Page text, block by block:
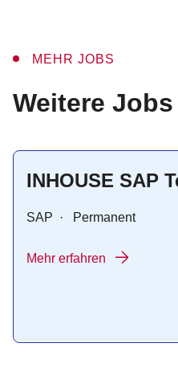
MEHR JOBS
:
Weitere Jobs
INHOUSE SAP
SAP · Permanent
Mehr erfahren